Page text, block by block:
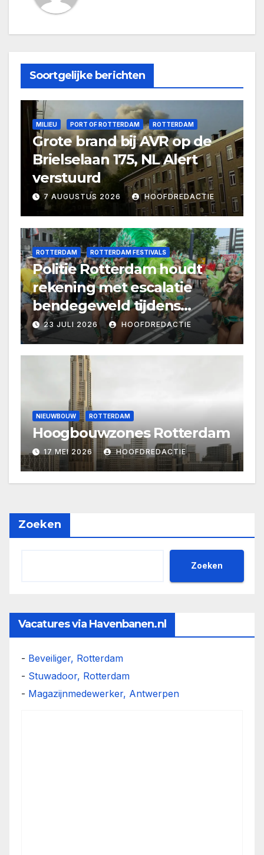
Soortgelijke berichten
MILIEU PORT OF ROTTERDAM ROTTERDAM
Grote brand bij AVR op de
Brielselaan 175, NL Alert
verstuurd
7 AUGUSTUS 2026 HOOFDREDACTIE
ROTTERDAM ROTTERDAM FESTIVALS
Politie Rotterdam houdt
rekening met escalatie
bendegeweld tijdens
Zomercarnaval
23 JULI 2026 HOOFDREDACTIE
NIEUWBOUW ROTTERDAM
Hoogbouwzones Rotterdam
17 MEI 2026 HOOFDREDACTIE
Zoeken
Zoeken
Vacatures via Havenbanen.nl
- Beveiliger, Rotterdam
- Stuwadoor, Rotterdam
- Magazijnmedewerker, Antwerpen